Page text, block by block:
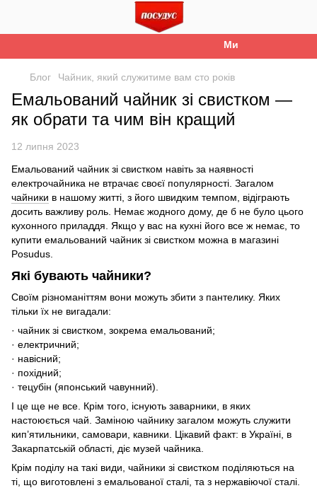
Ми працюємо. Все
Блог Чайник, який служитиме вам сто років
Емальований чайник зі свистком —
як обрати та чим він кращий
12 липня 2023
Емальований чайник зі свистком навіть за наявності
електрочайника не втрачає своєї популярності. Загалом
чайники в нашому житті, з його швидким темпом, відіграють
досить важливу роль. Немає жодного дому, де б не було цього
кухонного приладдя. Якщо у вас на кухні його все ж немає, то
купити емальований чайник зі свистком можна в магазині
Posudus.
Які бувають чайники?
Своїм різноманіттям вони можуть збити з пантелику. Яких
тільки їх не вигадали:
· чайник зі свистком, зокрема емальований;
· електричний;
· навісний;
· похідний;
· тецубін (японський чавунний).
І це ще не все. Крім того, існують заварники, в яких
настоюється чай. Заміною чайнику загалом можуть служити
кип’ятильники, самовари, кавники. Цікавий факт: в Україні, в
Закарпатській області, діє музей чайника.
Крім поділу на такі види, чайники зі свистком поділяються на
ті, що виготовлені з емальованої сталі, та з нержавіючої сталі.